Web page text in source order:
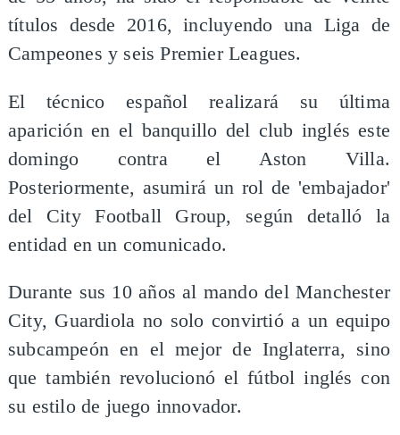
títulos desde 2016, incluyendo una Liga de
Campeones y seis Premier Leagues.
El técnico español realizará su última
aparición en el banquillo del club inglés este
domingo contra el Aston Villa.
Posteriormente, asumirá un rol de 'embajador'
del City Football Group, según detalló la
entidad en un comunicado.
Durante sus 10 años al mando del Manchester
City, Guardiola no solo convirtió a un equipo
subcampeón en el mejor de Inglaterra, sino
que también revolucionó el fútbol inglés con
su estilo de juego innovador.